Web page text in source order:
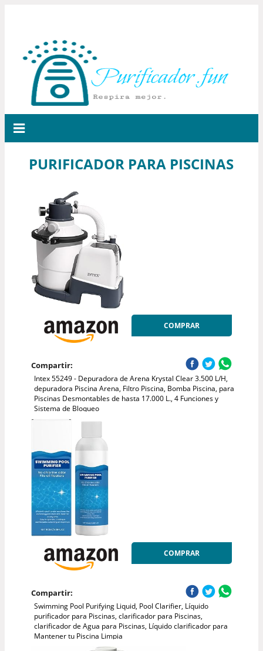
PURIFICADOR PARA PISCINAS
COMPRAR
Compartir:
Intex 55249 - Depuradora de Arena Krystal Clear 3.500 L/H,
depuradora Piscina Arena, Filtro Piscina, Bomba Piscina, para
Piscinas Desmontables de hasta 17.000 L., 4 Funciones y
Sistema de Bloqueo
COMPRAR
Compartir:
Swimming Pool Purifying Liquid, Pool Clarifier, Líquido
purificador para Piscinas, clarificador para Piscinas,
clarificador de Agua para Piscinas, Líquido clarificador para
Mantener tu Piscina Limpia